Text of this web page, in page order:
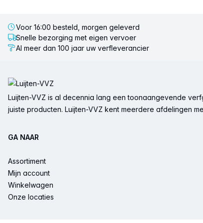
Voor 16:00 besteld, morgen geleverd
Snelle bezorging met eigen vervoer
Al meer dan 100 jaar uw verfleverancier
Luijten-VVZ is al decennia lang een toonaangevende
juiste producten. Luijten-VVZ kent meerdere afdelingen
GA NAAR
Assortiment
Mijn account
Winkelwagen
Onze locaties